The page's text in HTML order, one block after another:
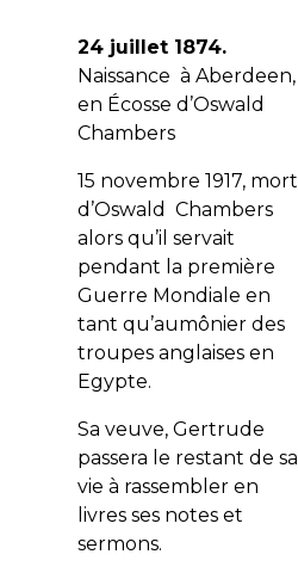
24 juillet 1874.
Naissance à Aberdeen,
en Écosse d’Oswald
Chambers
15 novembre 1917, mort
d’Oswald Chambers
alors qu’il servait
pendant la première
Guerre Mondiale en
tant qu’aumônier des
troupes anglaises en
Egypte.
Sa veuve, Gertrude
passera le restant de sa
vie à rassembler en
livres ses notes et
sermons.